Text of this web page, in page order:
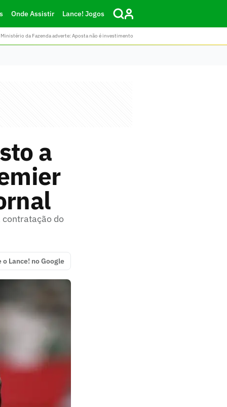
Onde Assistir Lance! Jogos
da Fazenda adverte: Aposta não é investimento
a
do
o Lance! no Google